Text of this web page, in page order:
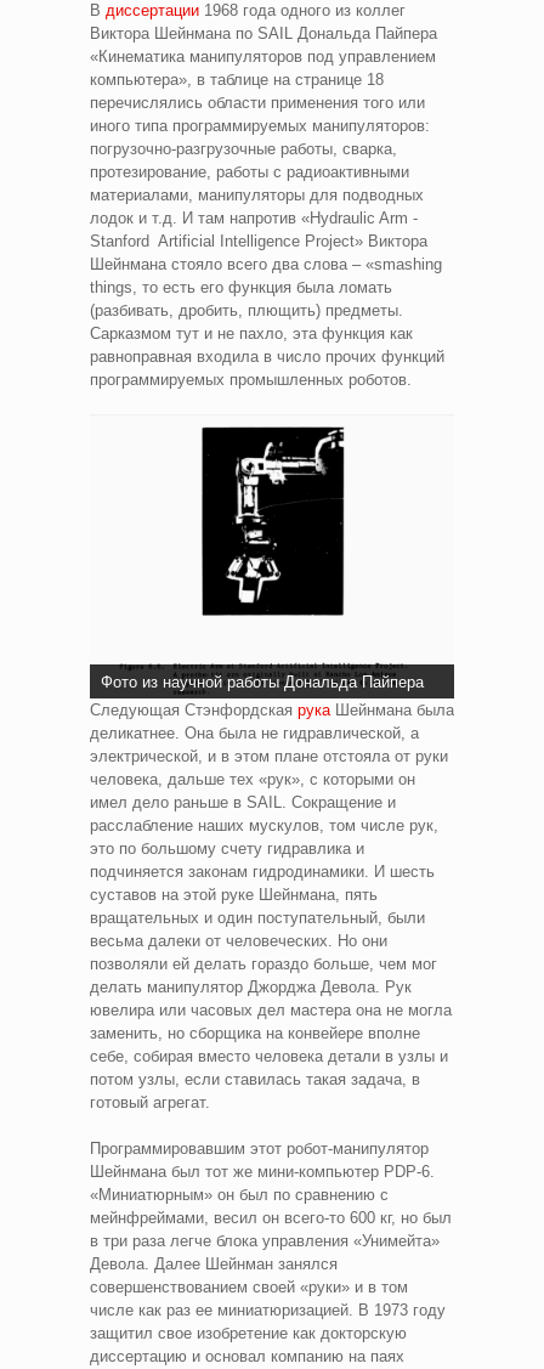
В диссертации 1968 года одного из коллег
Виктора Шейнмана по SAIL Дональда Пайпера
«Кинематика манипуляторов под управлением
компьютера», в таблице на странице 18
перечислялись области применения того или
иного типа программируемых манипуляторов:
погрузочно-разгрузочные работы, сварка,
протезирование, работы с радиоактивными
материалами, манипуляторы для подводных
лодок и т.д. И там напротив «Hydraulic Arm -
Stanford Artificial Intelligence Project» Виктора
Шейнмана стояло всего два слова – «smashing
things, то есть его функция была ломать
(разбивать, дробить, плющить) предметы.
Сарказмом тут и не пахло, эта функция как
равноправная входила в число прочих функций
программируемых промышленных роботов.
Фото из научной работы Дональда Пайпера
Следующая Стэнфордская рукаШейнмана была
деликатнее. Она была не гидравлической, а
электрической, и в этом плане отстояла от руки
человека, дальше тех «рук», с которыми он
имел дело раньше в SAIL. Сокращение и
расслабление наших мускулов, том числе рук,
это по большому счету гидравлика и
подчиняется законам гидродинамики. И шесть
суставов на этой руке Шейнмана, пять
вращательных и один поступательный, были
весьма далеки от человеческих. Но они
позволяли ей делать гораздо больше, чем мог
делать манипулятор Джорджа Девола. Рук
ювелира или часовых дел мастера она не могла
заменить, но сборщика на конвейере вполне
себе, собирая вместо человека детали в узлы и
потом узлы, если ставилась такая задача, в
готовый агрегат.
Программировавшим этот робот-манипулятор
Шейнмана был тот же мини-компьютер PDP-6.
«Миниатюрным» он был по сравнению с
мейнфреймами, весил он всего-то 600 кг, но был
в три раза легче блока управления «Унимейта»
Девола. Далее Шейнман занялся
совершенствованием своей «руки» и в том
числе как раз ее миниатюризацией. В 1973 году
защитил свое изобретение как докторскую
диссертацию и основал компанию на паях